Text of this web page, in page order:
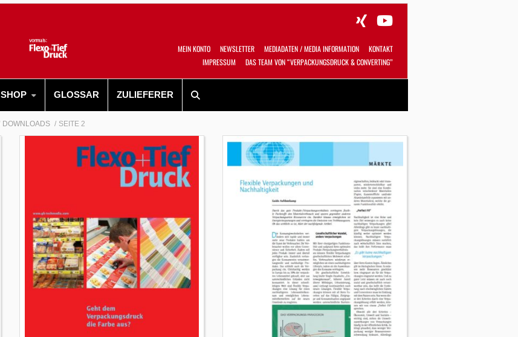
MEIN KONTO NEWSLETTER MEDIADATEN / MEDIA INFORMATION
KONTAKT
IMPRESSUM
DAS TEAM VON “VERPACKUNGSDRUCK & CONVERTING”
SHOP GLOSSAR ZULIEFERER
DOWNLOADS SEITE 2